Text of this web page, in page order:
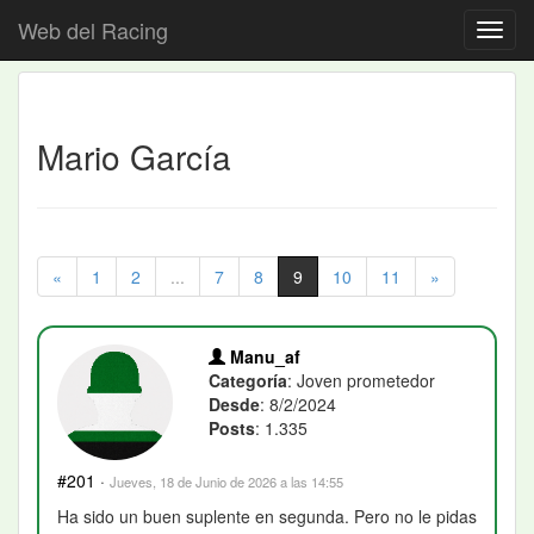
Web del Racing
Mario García
« 1 2 ... 7 8 9 10 11 »
Manu_af
Categoría: Joven prometedor
Desde: 8/2/2024
Posts: 1.335
#201 · Jueves, 18 de Junio de 2026 a las 14:55
Ha sido un buen suplente en segunda. Pero no le pidas